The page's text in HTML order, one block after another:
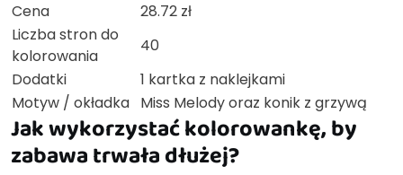
Cena
28.72 zł
Liczba stron do
kolorowania
40
Dodatki
1 kartka z naklejkami
Motyw / okładka Miss Melody oraz konik z grzywą
Jak wykorzystać kolorowankę, by
zabawa trwała dłużej?